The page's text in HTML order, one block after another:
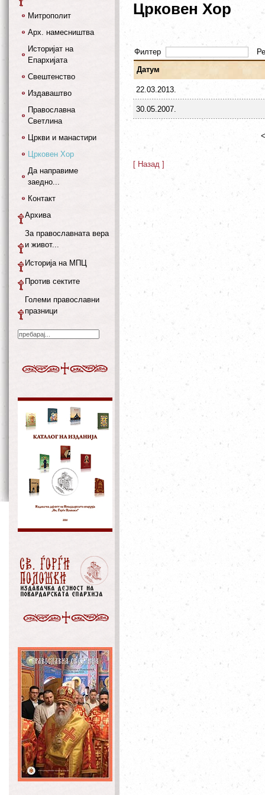
Црковен Хор
Филтер
Датум
22.03.2013.
30.05.2007.
[ Назад ]
Митрополит
Арх. намесништва
Историјат на
Епархијата
Свештенство
Издаваштво
Православна
Светлина
Цркви и манастири
Црковен Хор
Да направиме
заедно...
Контакт
Архива
За православната вера
и живот...
Историја на МПЦ
Против сектите
Големи православни
празници